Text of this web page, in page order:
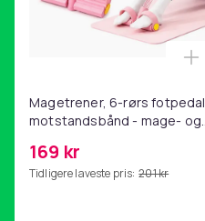
Magetrener, 6-rørs fotpedal
motstandsbånd - mage- og
hjemmegymnastikk Pink
169 kr
Tidligere laveste pris: 201 kr